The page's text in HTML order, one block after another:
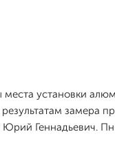
установки
замера
Юрий Геннадьевич.